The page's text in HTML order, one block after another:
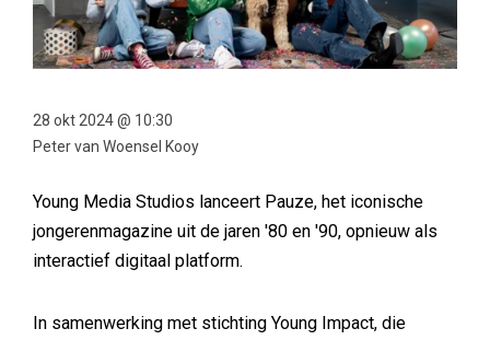
28 okt 2024 @ 10:30
Peter van Woensel Kooy
Young Media Studios lanceert Pauze, het iconische
jongerenmagazine uit de jaren '80 en '90, opnieuw als
interactief digitaal platform.
In samenwerking met stichting Young Impact, die